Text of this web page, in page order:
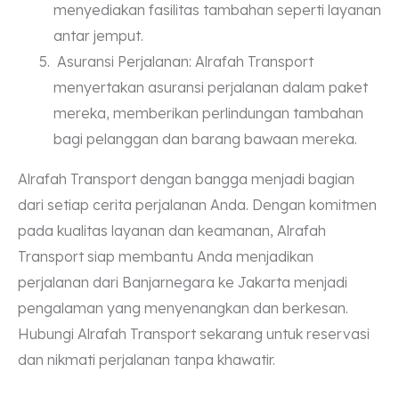
menyediakan fasilitas tambahan seperti layanan
antar jemput.
Asuransi Perjalanan: Alrafah Transport
menyertakan asuransi perjalanan dalam paket
mereka, memberikan perlindungan tambahan
bagi pelanggan dan barang bawaan mereka.
Alrafah Transport dengan bangga menjadi bagian
dari setiap cerita perjalanan Anda. Dengan komitmen
pada kualitas layanan dan keamanan, Alrafah
Transport siap membantu Anda menjadikan
perjalanan dari Banjarnegara ke Jakarta menjadi
pengalaman yang menyenangkan dan berkesan.
Hubungi Alrafah Transport sekarang untuk reservasi
dan nikmati perjalanan tanpa khawatir.